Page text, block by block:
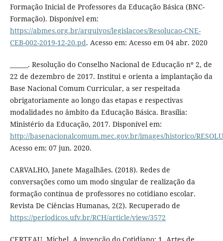
Formação Inicial de Professores da Educação Básica (BNC-
Formação). Disponível em:
https://abmes.org.br/arquivos/legislacoes/Resolucao-CNE-
CEB-002-2019-12-20.pd. Acesso em: Acesso em 04 abr. 2020
______. Resolução do Conselho Nacional de Educação nº 2, de
22 de dezembro de 2017. Institui e orienta a implantação da
Base Nacional Comum Curricular, a ser respeitada
obrigatoriamente ao longo das etapas e respectivas
modalidades no âmbito da Educação Básica. Brasília:
Ministério da Educação, 2017. Disponível em:
http://basenacionalcomum.mec.gov.br/images/historico/
Acesso em: 07 jun. 2020.
CARVALHO, Janete Magalhães. (2018). Redes de
conversações como um modo singular de realização da
formação contínua de professores no cotidiano escolar.
Revista De Ciências Humanas, 2(2). Recuperado de
https://periodicos.ufv.br/RCH/article/view/3572